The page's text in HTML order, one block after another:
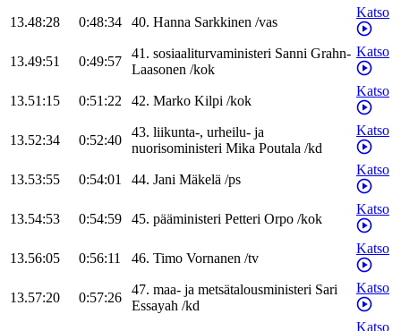
13.48:28 0:48:34 40. Hanna Sarkkinen /vas
Katso
13.49:51 0:49:57
41. sosiaaliturvaministeri Sanni Grahn-
Laasonen /kok
Katso
13.51:15 0:51:22 42. Marko Kilpi /kok
Katso
13.52:34 0:52:40
43. liikunta-, urheilu- ja
nuorisoministeri Mika Poutala /kd
Katso
13.53:55 0:54:01 44. Jani Mäkelä /ps
Katso
13.54:53 0:54:59 45. pääministeri Petteri Orpo /kok
Katso
13.56:05 0:56:11 46. Timo Vornanen /tv
Katso
13.57:20 0:57:26
47. maa- ja metsätalousministeri Sari
Essayah /kd
Katso
Katso